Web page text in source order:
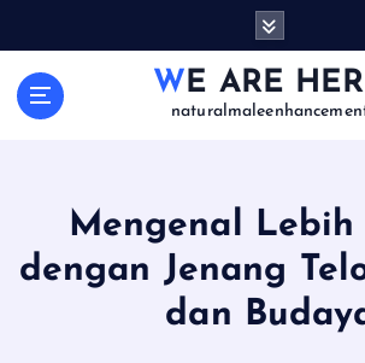
WE ARE
Mengenal Lebih
dengan Jenang
dan